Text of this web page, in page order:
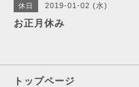
休日 2019-01-02 (水)
お正月休み
トップページ